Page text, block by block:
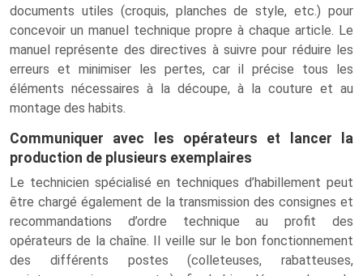
documents utiles (croquis, planches de style, etc.) pour
concevoir un manuel technique propre à chaque article. Le
manuel représente des directives à suivre pour réduire les
erreurs et minimiser les pertes, car il précise tous les
éléments nécessaires à la découpe, à la couture et au
montage des habits.
Communiquer avec les opérateurs et lancer la
production de plusieurs exemplaires
Le technicien spécialisé en techniques d’habillement peut
être chargé également de la transmission des consignes et
recommandations d’ordre technique au profit des
opérateurs de la chaîne. Il veille sur le bon fonctionnement
des différents postes (colleteuses, rabatteuses,